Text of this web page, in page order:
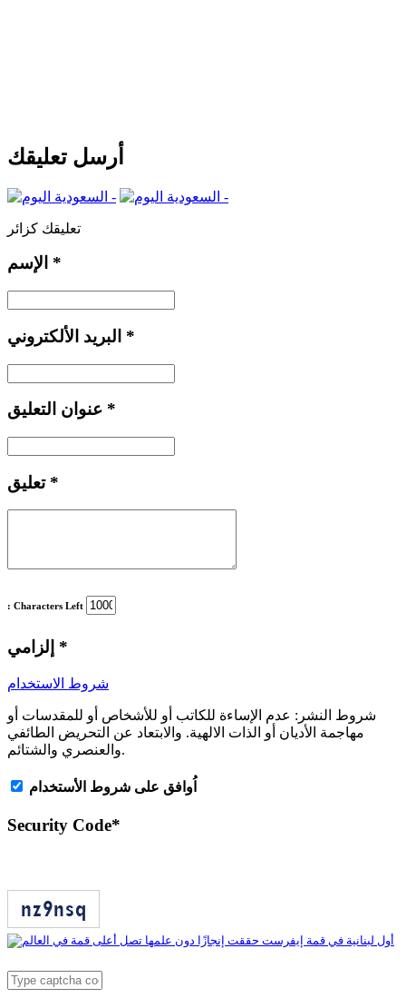
أرسل تعليقك
تعليقك كزائر
*
*
*
تعليق *
: Characters Left
*
شروط الاستخدام
شروط النشر: عدم الإساءة للكاتب أو للأشخاص أو للمقدسات أو
مهاجمة الأديان أو الذات الالهية. والابتعاد عن التحريض الطائفي
والعنصري والشتائم.
اُوافق على شروط الأستخدام
Security Code*